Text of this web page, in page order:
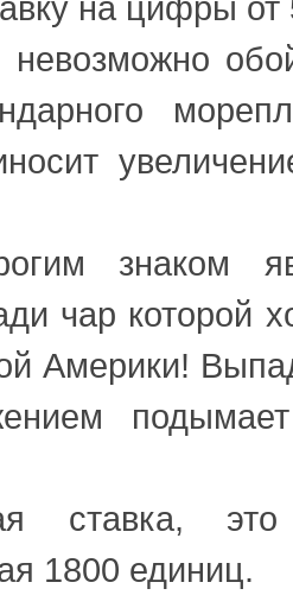
на цифры от
знаком
чар которой
Америки!
ставка,
1800 единиц.